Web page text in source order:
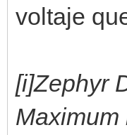
voltaje
[i]Zephyr
Maximum